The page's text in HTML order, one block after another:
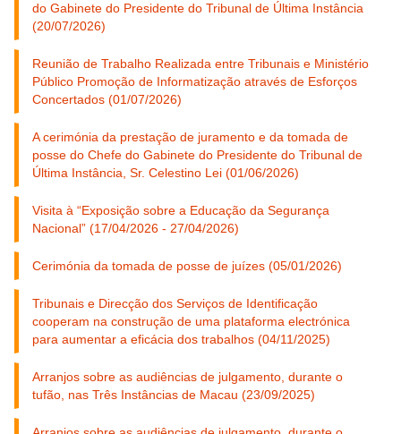
Plataforma electrónica dos tribunais
do Gabinete do Presidente do Tribunal de Última Instância
(20/07/2026)
Reunião de Trabalho Realizada entre Tribunais e Ministério
Público Promoção de Informatização através de Esforços
Concertados (01/07/2026)
A cerimónia da prestação de juramento e da tomada de
posse do Chefe do Gabinete do Presidente do Tribunal de
Última Instância, Sr. Celestino Lei (01/06/2026)
Visita à “Exposição sobre a Educação da Segurança
Nacional” (17/04/2026 - 27/04/2026)
Cerimónia da tomada de posse de juízes (05/01/2026)
Tribunais e Direcção dos Serviços de Identificação
cooperam na construção de uma plataforma electrónica
para aumentar a eficácia dos trabalhos (04/11/2025)
Arranjos sobre as audiências de julgamento, durante o
tufão, nas Três Instâncias de Macau (23/09/2025)